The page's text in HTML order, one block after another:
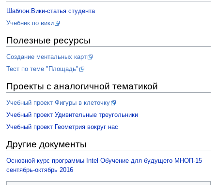
Шаблон:Вики-статья студента
Учебник по вики
Полезные ресурсы
Создание ментальных карт
Тест по теме "Площадь"
Проекты с аналогичной тематикой
Учебный проект Фигуры в клеточку
Учебный проект Удивительные треугольники
Учебный проект Геометрия вокруг нас
Другие документы
Основной курс программы Intel Обучение для будущего МНОП-15
сентябрь-октябрь 2016